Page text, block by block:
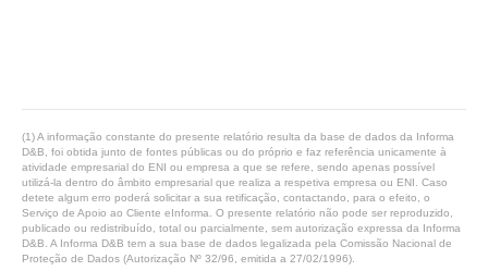
(1) A informação constante do presente relatório resulta da base de dados da Informa
D&B, foi obtida junto de fontes públicas ou do próprio e faz referência unicamente à
atividade empresarial do ENI ou empresa a que se refere, sendo apenas possível
utilizá-la dentro do âmbito empresarial que realiza a respetiva empresa ou ENI. Caso
detete algum erro poderá solicitar a sua retificação, contactando, para o efeito, o
Serviço de Apoio ao Cliente eInforma. O presente relatório não pode ser reproduzido,
publicado ou redistribuído, total ou parcialmente, sem autorização expressa da Informa
D&B. A Informa D&B tem a sua base de dados legalizada pela Comissão Nacional de
Proteção de Dados (Autorização Nº 32/96, emitida a 27/02/1996).